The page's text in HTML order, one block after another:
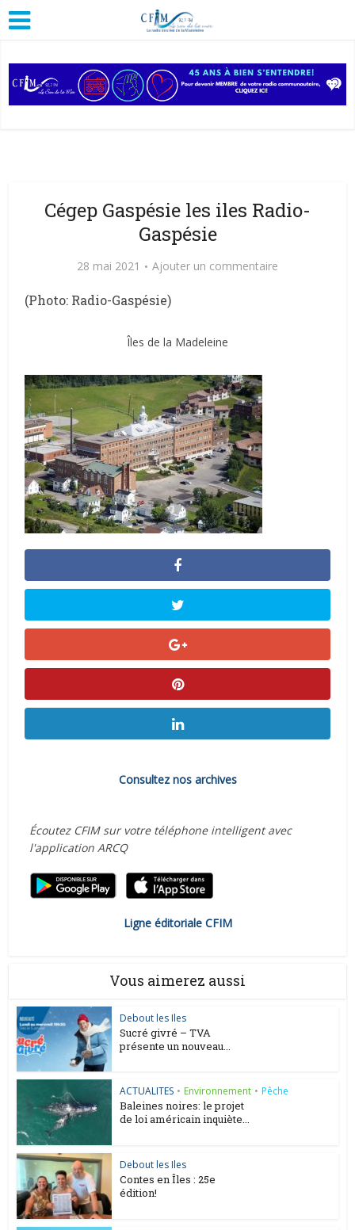
Cégep Gaspésie les iles Radio-
Gaspésie
28 mai 2021 Ajouter un commentaire
(Photo: Radio-Gaspésie)
Îles de la Madeleine
Consultez nos archives
Écoutez CFIM sur votre téléphone intelligent avec
l'application ARCQ
Ligne éditoriale CFIM
Vous aimerez aussi
Debout les Iles
Sucré givré – TVA
présente un nouveau...
ACTUALITES • Environnement • Pêche
Baleines noires: le projet
de loi américain inquiète...
Debout les Iles
Contes en Îles : 25e
édition!